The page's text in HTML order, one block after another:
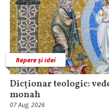
Repere și idei
Dicționar teologic:
monah
07 Aug, 2026